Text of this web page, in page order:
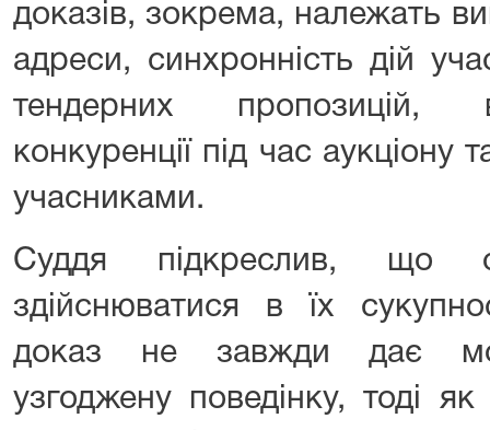
доказів, зокрема, належать
адреси, синхронність дій
тендерних пропозицій,
конкуренції під час аукціону
учасниками.
Суддя підкреслив, що
здійснюватися в їх
доказ не завжди дає
узгоджену поведінку, тоді